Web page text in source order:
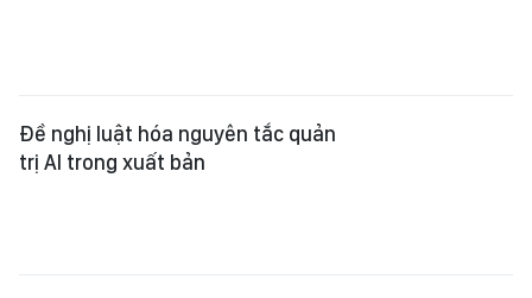
Đề nghị luật hóa nguyên tắc quản
trị AI trong xuất bản